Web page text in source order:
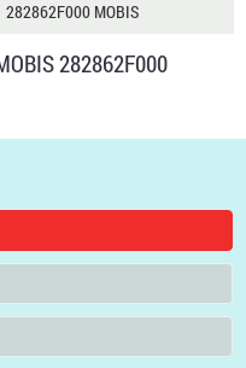
282862F000 MOBIS
282862F000